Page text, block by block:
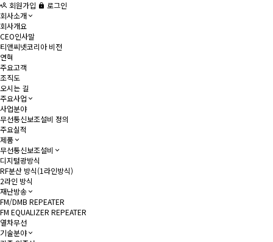
회원가입
로그인
회사소개
회사개요
CEO인사말
티앤씨넷코리아 비전
연혁
주요고객
조직도
오시는 길
주요사업
사업분야
무선통신보조설비 정의
주요실적
제품
무선통신보조설비
디지털광방식
RF분산 방식(1라인방식)
2라인 방식
재난방송
FM/DMB REPEATER
FM EQUALIZER REPEATER
열차무선
기술분야